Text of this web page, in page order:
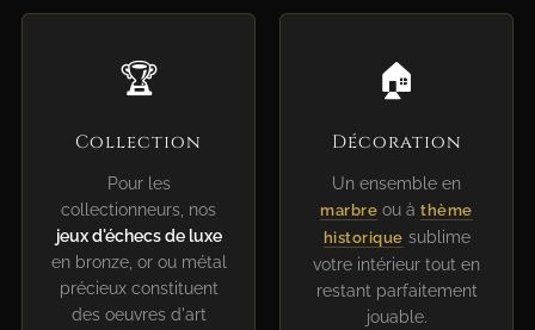
🏆
Collection
Pour les
collectionneurs, nos
jeux d'échecs de luxe
en bronze, or ou métal
précieux constituent
des oeuvres d'art
🏠
Décoration
Un ensemble en
marbre ou àthème
historique sublime
votre intérieur tout en
restant parfaitement
jouable.